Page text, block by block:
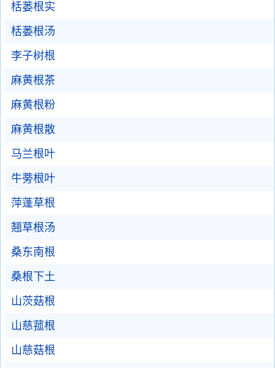
栝蒌根实
栝蒌根汤
李子树根
麻黄根茶
麻黄根粉
麻黄根散
马兰根叶
牛蒡根叶
萍蓬草根
翘草根汤
桑东南根
桑根下土
山茨菇根
山慈菰根
山慈菇根